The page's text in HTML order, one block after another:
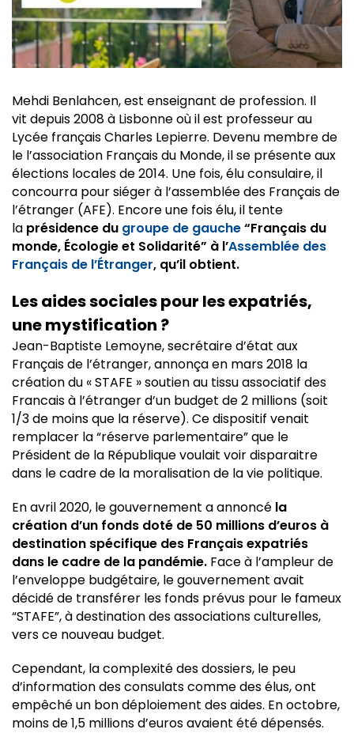
Mehdi Benlahcen, est enseignant de profession. Il
vit depuis 2008 à Lisbonne où il est professeur au
Lycée français Charles Lepierre. Devenu membre de
le l’association Français du Monde, il se présente aux
élections locales de 2014. Une fois, élu consulaire, il
concourra pour siéger à l’assemblée des Français de
l’étranger (AFE). Encore une fois élu, il tente
la présidence du groupe de gauche“Français du
monde, Écologie et Solidarité” à l’Assemblée des
Français de l’Étranger, qu’il obtient.
Les aides sociales pour les expatriés,
une mystification ?
Jean-Baptiste Lemoyne, secrétaire d’état aux
Français de l’étranger, annonça en mars 2018 la
création du « STAFE » soutien au tissu associatif des
Francais à l’étranger d’un budget de 2 millions (soit
1/3 de moins que la réserve). Ce dispositif venait
remplacer la “réserve parlementaire” que le
Président de la République voulait voir disparaitre
dans le cadre de la moralisation de la vie politique.
En avril 2020, le gouvernement a annoncé la
création d’un fonds doté de 50 millions d’euros à
destination spécifique des Français expatriés
dans le cadre de la pandémie. Face à l’ampleur de
l’enveloppe budgétaire, le gouvernement avait
décidé de transférer les fonds prévus pour le fameux
“STAFE”, à destination des associations culturelles,
vers ce nouveau budget.
Cependant, la complexité des dossiers, le peu
d’information des consulats comme des élus, ont
empêché un bon déploiement des aides. En octobre,
moins de 1,5 millions d’euros avaient été dépensés.